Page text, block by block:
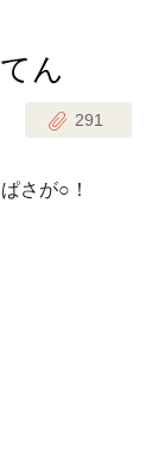
ん
291
さが○！
幼児食